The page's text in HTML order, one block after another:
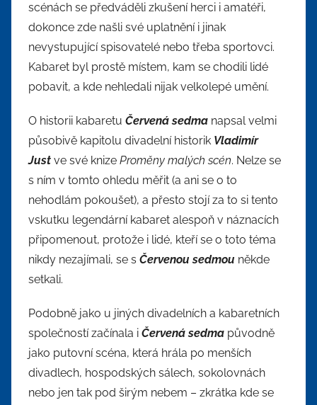
scénách se předváděli zkušení herci i amatéři,
dokonce zde našli své uplatnění i jinak
nevystupující spisovatelé nebo třeba sportovci.
Kabaret byl prostě místem, kam se chodili lidé
pobavit, a kde nehledali nijak velkolepé umění.
O historii kabaretu Červená sedma napsal velmi
působivě kapitolu divadelní historik Vladimír
Just ve své knize Proměny malých scén. Nelze se
s ním v tomto ohledu měřit (a ani se o to
nehodlám pokoušet), a přesto stojí za to si tento
vskutku legendární kabaret alespoň v náznacích
připomenout, protože i lidé, kteří se o toto téma
nikdy nezajímali, se s Červenou sedmou někde
setkali.
Podobně jako u jiných divadelních a kabaretních
společností začínala i Červená sedma původně
jako putovní scéna, která hrála po menších
divadlech, hospodských sálech, sokolovnách
nebo jen tak pod širým nebem – zkrátka kde se